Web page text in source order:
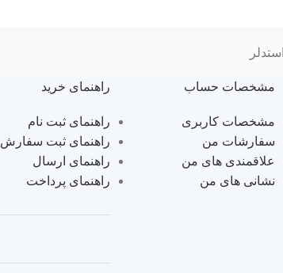
استدلر
مشخصات حساب
مشخصات کاربری
سفارشات من
علاقمندی های من
نشانی های من
راهنمای خرید
راهنمای ثبت نام
راهنمای ثبت سفارش
راهنمای ارسال
راهنمای پرداخت